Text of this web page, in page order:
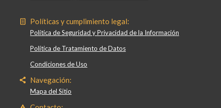
Políticas y cumplimiento legal:
Política de Seguridad y Privacidad de la Información
Política de Tratamiento de Datos
Condiciones de Uso
Navegación:
Mapa del Sitio